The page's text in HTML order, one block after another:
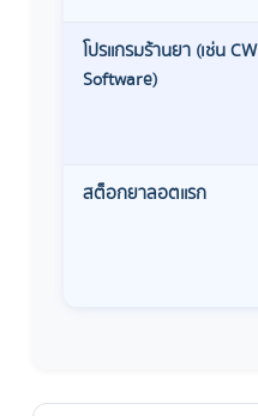
โปรแกรมร้านยา (เช่น CW
Software)
สต็อกยาลอตแรก